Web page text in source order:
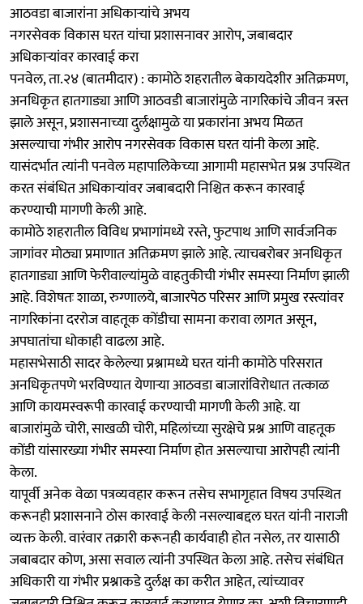
आठवडा बाजारांना अधिकाऱ्यांचे अभय
नगरसेवक विकास घरत यांचा प्रशासनावर आरोप, जबाबदार
अधिकाऱ्यांवर कारवाई करा
पनवेल, ता.२४ (बातमीदार) : कामोठे शहरातील बेकायदेशीर अतिक्रमण,
अनधिकृत हातगाड्या आणि आठवडी बाजारांमुळे नागरिकांचे जीवन त्रस्त
झाले असून, प्रशासनाच्या दुर्लक्षामुळे या प्रकारांना अभय मिळत
असल्याचा गंभीर आरोप नगरसेवक विकास घरत यांनी केला आहे.
यासंदर्भात त्यांनी पनवेल महापालिकेच्या आगामी महासभेत प्रश्न उपस्थित
करत संबंधित अधिकाऱ्यांवर जबाबदारी निश्चित करून कारवाई
करण्याची मागणी केली आहे.
कामोठे शहरातील विविध प्रभागांमध्ये रस्ते, फुटपाथ आणि सार्वजनिक
जागांवर मोठ्या प्रमाणात अतिक्रमण झाले आहे. त्याचबरोबर अनधिकृत
हातगाड्या आणि फेरीवाल्यांमुळे वाहतुकीची गंभीर समस्या निर्माण झाली
आहे. विशेषतः शाळा, रुग्णालये, बाजारपेठ परिसर आणि प्रमुख रस्त्यांवर
नागरिकांना दररोज वाहतूक कोंडीचा सामना करावा लागत असून,
अपघातांचा धोकाही वाढला आहे.
महासभेसाठी सादर केलेल्या प्रश्नामध्ये घरत यांनी कामोठे परिसरात
अनधिकृतपणे भरविण्यात येणाऱ्या आठवडा बाजारांविरोधात तत्काळ
आणि कायमस्वरूपी कारवाई करण्याची मागणी केली आहे. या
बाजारांमुळे चोरी, साखळी चोरी, महिलांच्या सुरक्षेचे प्रश्न आणि वाहतूक
कोंडी यांसारख्या गंभीर समस्या निर्माण होत असल्याचा आरोपही त्यांनी
केला.
यापूर्वी अनेक वेळा पत्रव्यवहार करून तसेच सभागृहात विषय उपस्थित
करूनही प्रशासनाने ठोस कारवाई केली नसल्याबद्दल घरत यांनी नाराजी
व्यक्त केली. वारंवार तक्रारी करूनही कार्यवाही होत नसेल, तर यासाठी
जबाबदार कोण, असा सवाल त्यांनी उपस्थित केला आहे. तसेच संबंधित
अधिकारी या गंभीर प्रश्नाकडे दुर्लक्ष का करीत आहेत, त्यांच्यावर